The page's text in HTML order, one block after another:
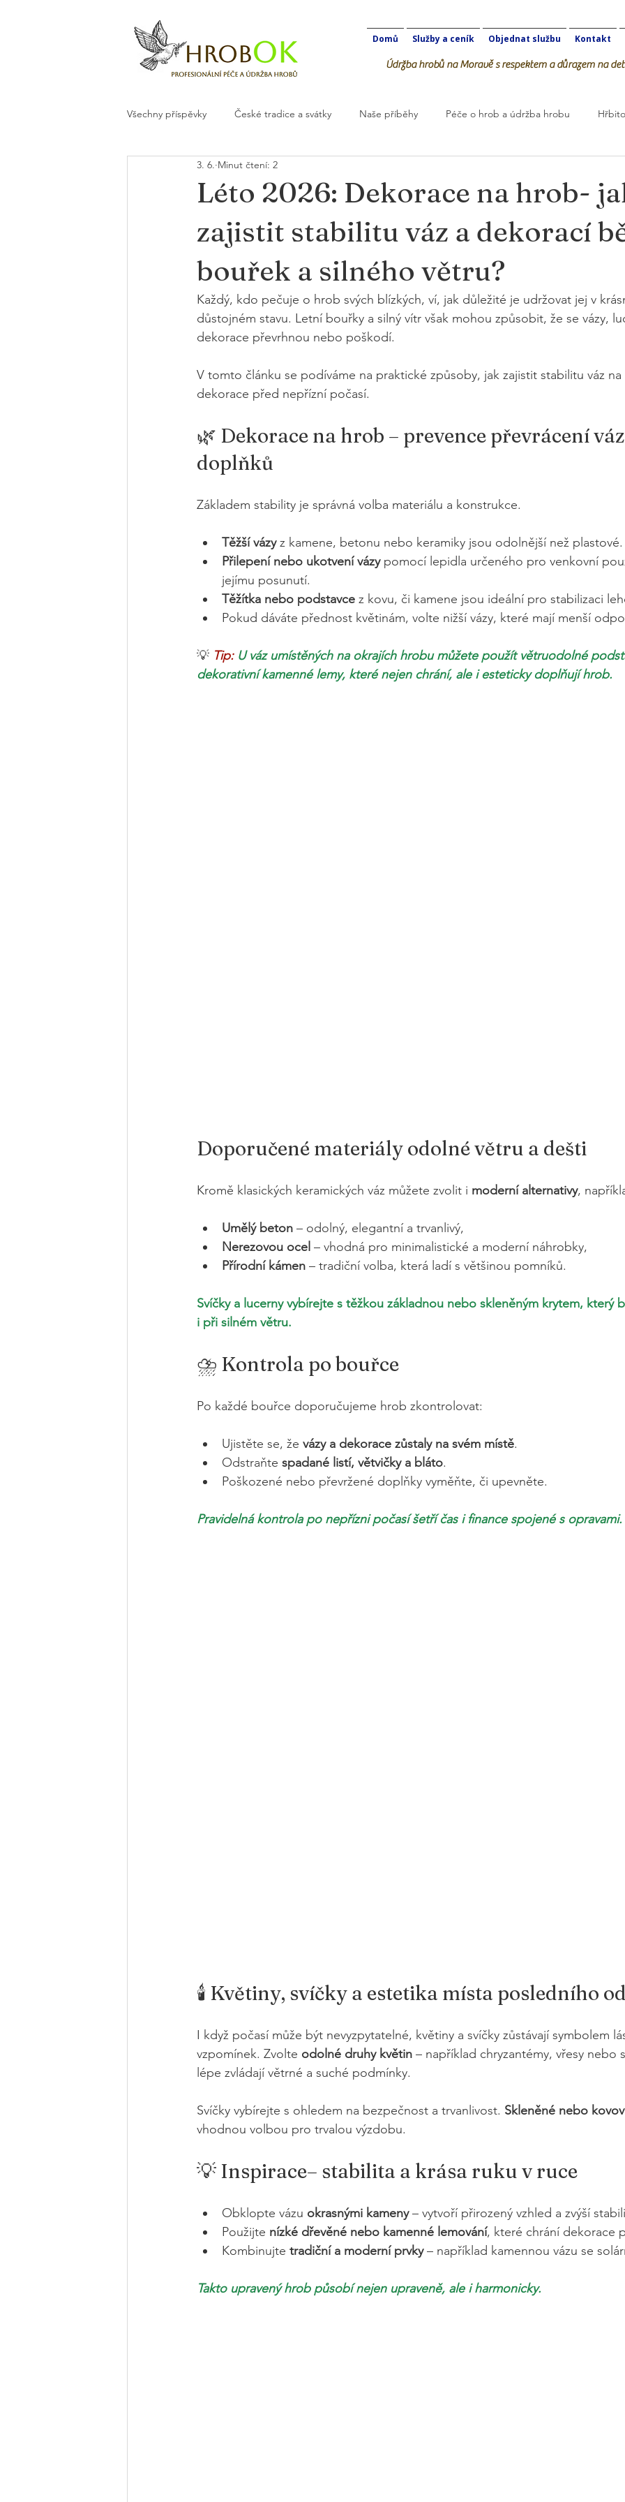
Domů Služby a ceník Objednat službu Kontakt
Údržba hrobů na Moravě s respektem a důrazem na
Všechny příspěvky České tradice a svátky Naše příběhy Péče o hrob a údržba hrobu
Květiny a dekorace na hrob
Léto 2026: Dekorace na hrob-
zajistit stabilitu váz a dekorací
bouřek a silného větru?
3. 6. Minut čtení: 2
Každý, kdo pečuje o hrob svých blízkých, ví, jak důležité je udržovat jej v
důstojném stavu. Letní bouřky a silný vítr však mohou způsobit, že se vázy,
dekorace převrhnou nebo poškodí.
V tomto článku se podíváme na praktické způsoby, jak zajistit stabilitu váz
dekorace před nepřízní počasí.
🌿 Dekorace na hrob – prevence převrácení
doplňků
Základem stability je správná volba materiálu a konstrukce.
Těžší vázy z kamene, betonu nebo keramiky jsou odolnější než plastové.
Přilepení nebo ukotvení vázy pomocí lepidla určeného pro venkovní
jejímu posunutí.
Těžítka nebo podstavce z kovu, či kamene jsou ideální pro stabilizaci
Pokud dáváte přednost květinám, volte nižší vázy, které mají menší
💡 Tip: U váz umístěných na okrajích hrobu můžete použít větruodolné
dekorativní kamenné lemy, které nejen chrání, ale i esteticky doplňují hrob.
Doporučené materiály odolné větru a dešti
Kromě klasických keramických váz můžete zvolit i moderní alternativy,
Umělý beton – odolný, elegantní a trvanlivý,
Nerezovou ocel – vhodná pro minimalistické a moderní náhrobky,
Přírodní kámen – tradiční volba, která ladí s většinou pomníků.
Svíčky a lucerny vybírejte s těžkou základnou nebo skleněným krytem, který
i při silném větru.
⛈️ Kontrola po bouřce
Po každé bouřce doporučujeme hrob zkontrolovat:
Ujistěte se, že vázy a dekorace zůstaly na svém místě.
Odstraňte spadané listí, větvičky a bláto.
Poškozené nebo převržené doplňky vyměňte, či upevněte.
Pravidelná kontrola po nepřízni počasí šetří čas i finance spojené s opravami.
🕯️ Květiny, svíčky a estetika místa posledního
I když počasí může být nevyzpytatelné, květiny a svíčky zůstávají symbolem
vzpomínek. Zvolte odolné druhy květin – například chryzantémy, vřesy nebo
lépe zvládají větrné a suché podmínky.
Svíčky vybírejte s ohledem na bezpečnost a trvanlivost. Skleněné nebo
vhodnou volbou pro trvalou výzdobu.
💡 Inspirace– stabilita a krása ruku v ruce
Obklopte vázu okrasnými kameny – vytvoří přirozený vzhled a zvýší
Použijte nízké dřevěné nebo kamenné lemování, které chrání dekorace
Kombinujte tradiční a moderní prvky – například kamennou vázu se
Takto upravený hrob působí nejen upraveně, ale i harmonicky.